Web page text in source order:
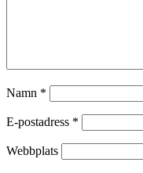
Namn *
E-postadress *
Webbplats